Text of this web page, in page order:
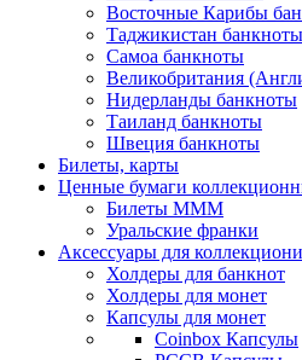
Восточные Карибы
Таджикистан банкноты
Самоа банкноты
Великобритания
Нидерланды банкноты
Таиланд банкноты
Швеция банкноты
Билеты, карты
Ценные бумаги
Билеты МММ
Уральские франки
Аксессуары для
Холдеры для банкнот
Холдеры для монет
Капсулы для монет
Coinbox Капсулы